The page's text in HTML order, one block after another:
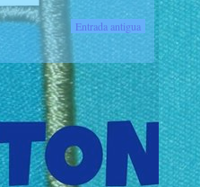
Entrada antigua